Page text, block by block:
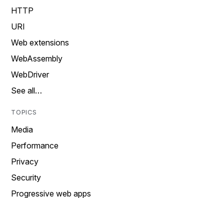
HTTP
URI
Web extensions
WebAssembly
WebDriver
See all…
TOPICS
Media
Performance
Privacy
Security
Progressive web apps